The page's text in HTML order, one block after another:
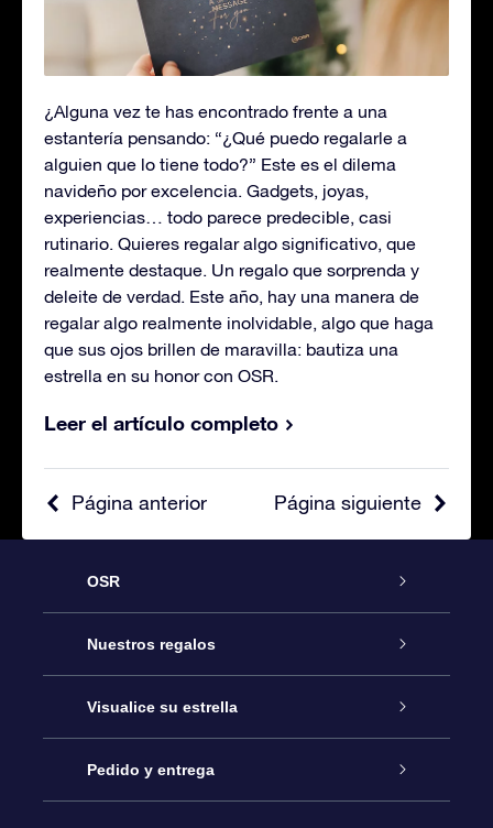
¿Alguna vez te has encontrado frente a una
estantería pensando: “¿Qué puedo regalarle a
alguien que lo tiene todo?” Este es el dilema
navideño por excelencia. Gadgets, joyas,
experiencias… todo parece predecible, casi
rutinario. Quieres regalar algo significativo, que
realmente destaque. Un regalo que sorprenda y
deleite de verdad. Este año, hay una manera de
regalar algo realmente inolvidable, algo que haga
que sus ojos brillen de maravilla: bautiza una
estrella en su honor con OSR.
Leer el artículo completo
Página siguiente
Página anterior
OSR
Atención
Contáctanos
Blog
Nuestros regalos
Regalo Estrella Online
Paquete de Regalo OSR
Visualice su estrella
Registro estelar
Pedido y entrega